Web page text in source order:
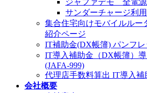
ジャファデモ 全電源
サンダーチャージ利
集合住宅向けモバイルル
紹介ページ
IT補助金(DX帳簿) パンフレ
IT導入補助金（DX帳簿）
(JAFA-999)
代理店手数料算出 IT導入補
会社概要